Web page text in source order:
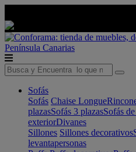
Península Canarias
Sofás
Sofás Chaise Longue
plazasSofás 3 plazasSofás
exteriorDivanes
Sillones Sillones decorativos
levantapersonas